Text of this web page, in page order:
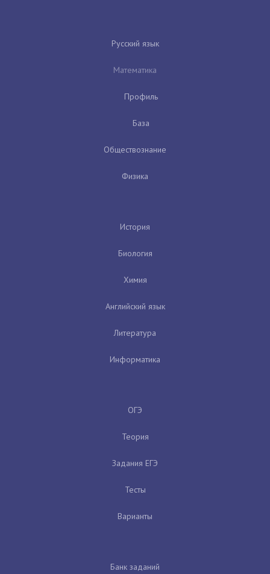
Русский язык
Математика
Профиль
База
Обществознание
Физика
История
Биология
Химия
Английский язык
Литература
Информатика
ОГЭ
Теория
Задания ЕГЭ
Тесты
Варианты
Банк заданий